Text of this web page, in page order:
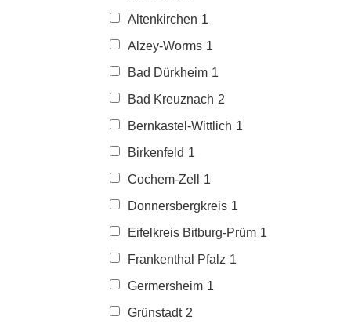
Altenkirchen 1
Alzey-Worms 1
Bad Dürkheim 1
Bad Kreuznach 2
Bernkastel-Wittlich 1
Birkenfeld 1
Cochem-Zell
1
Donnersbergkreis 1
Eifelkreis Bitburg-Prüm 1
Frankenthal Pfalz 1
Germersheim 1
Grünstadt 2